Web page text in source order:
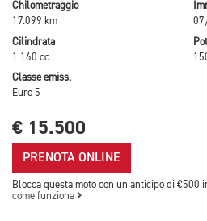
Chilometraggio
17.099 km
Cilindrata
1.160 cc
Classe emiss.
Euro 5
€ 15.500
PRENOTA ONLINE
Blocca questa moto con un anticipo di €500
come funziona